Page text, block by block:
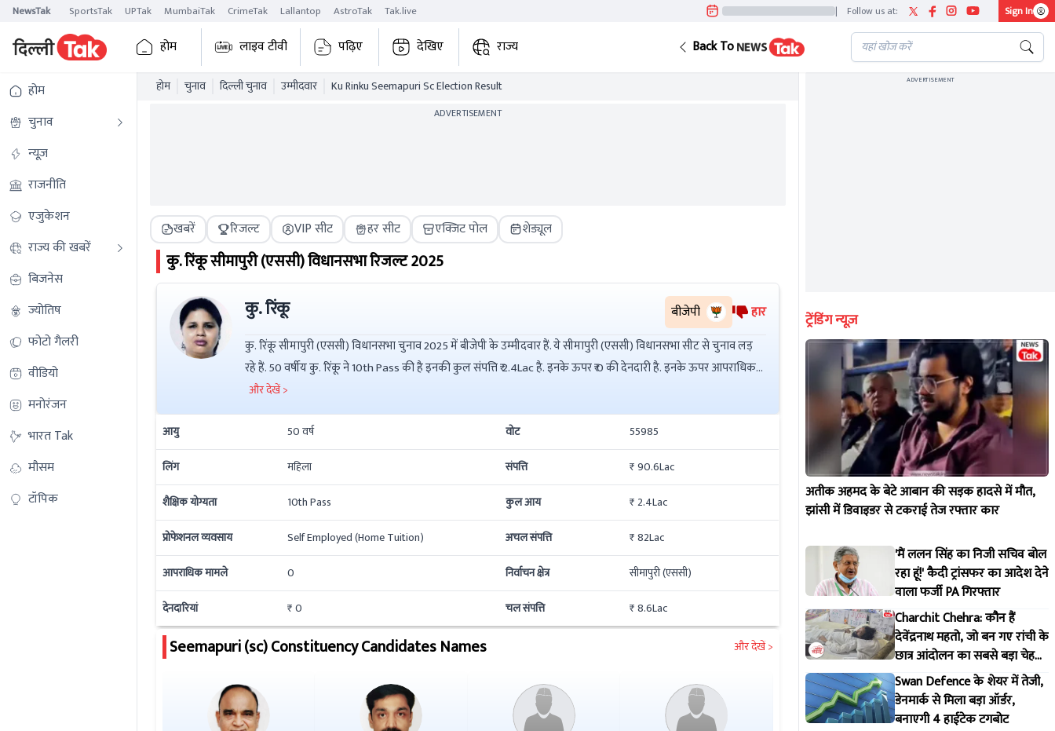
NewsTak SportsTak UPTak MumbaiTak CrimeTak Lallantop AstroTak Tak.live | Follow us at: Sign In
होम लाइव टीवी पढ़िए देखिए राज्य Back To
होम
चुनाव
न्यूज़
राजनीति
एजुकेशन
राज्य की खबरें
बिजनेस
ज्योतिष
फोटो गैलरी
वीडियो
मनोरंजन
भारत Tak
मौसम
टॉपिक
होम चुनाव दिल्ली चुनाव उम्मीदवार Ku Rinku Seemapuri Sc Election Result
ADVERTISEMENT
खबरें रिजल्ट VIP सीट हर सीट एक्जिट पोल शेड्यूल
कु. रिंकूसीमापुरी (एससी)विधानसभा रिजल्ट2025
कु. रिंकू बीजेपी हार
कु. रिंकू सीमापुरी (एससी) विधानसभा चुनाव 2025 में बीजेपी के उम्मीदवार हैं. ये सीमापुरी (एससी) विधानसभा सीट से चुनाव लड़
रहे हैं. 50 वर्षीय कु. रिंकू ने 10th Pass की है इनकी कुल संपत्ति ₹ 2.4Lac है. इनके ऊपर ₹ 0 की देनदारी है. इनके ऊपर आपराधिक
मामले नहीं हैं.
और देखें >
आयु 50वर्ष वोट
55985
लिंग
महिला संपत्ति
₹ 90.6Lac
शैक्षिक योग्यता
10th Pass कुल आय
₹ 2.4Lac
प्रोफेशनल व्यवसाय
Self Employed (Home Tuition) अचल संपत्ति
₹ 82Lac
आपराधिक मामले
0 निर्वाचन क्षेत्र
सीमापुरी (एससी)
देनदारियां
₹ 0 चल संपत्ति ₹ 8.6Lac
Seemapuri (sc)Constituency Candidates Names और देखें >
ADVERTISEMENT
ट्रेंडिंग न्यूज़
अतीक अहमद के बेटे आबान की सड़क हादसे में मौत,
झांसी में डिवाइडर से टकराई तेज रफ्तार कार
'मैं ललन सिंह का निजी सचिव बोल
रहा हूं!' कैदी ट्रांसफर का आदेश देने
वाला फर्जी PA गिरफ्तार
Charchit Chehra: कौन हैं
देवेंद्रनाथ महतो, जो बन गए रांची के
छात्र आंदोलन का सबसे बड़ा चेहरा?
जानिए पूरी कहानी
Swan Defence के शेयर में तेजी,
डेनमार्क से मिला बड़ा ऑर्डर,
बनाएगी 4 हाईटेक टगबोट